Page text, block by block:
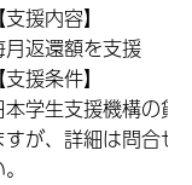
【支援内容】
月返還額を支援
【支援条件】
本学生支援機構の貸
すが、詳細は問合せ